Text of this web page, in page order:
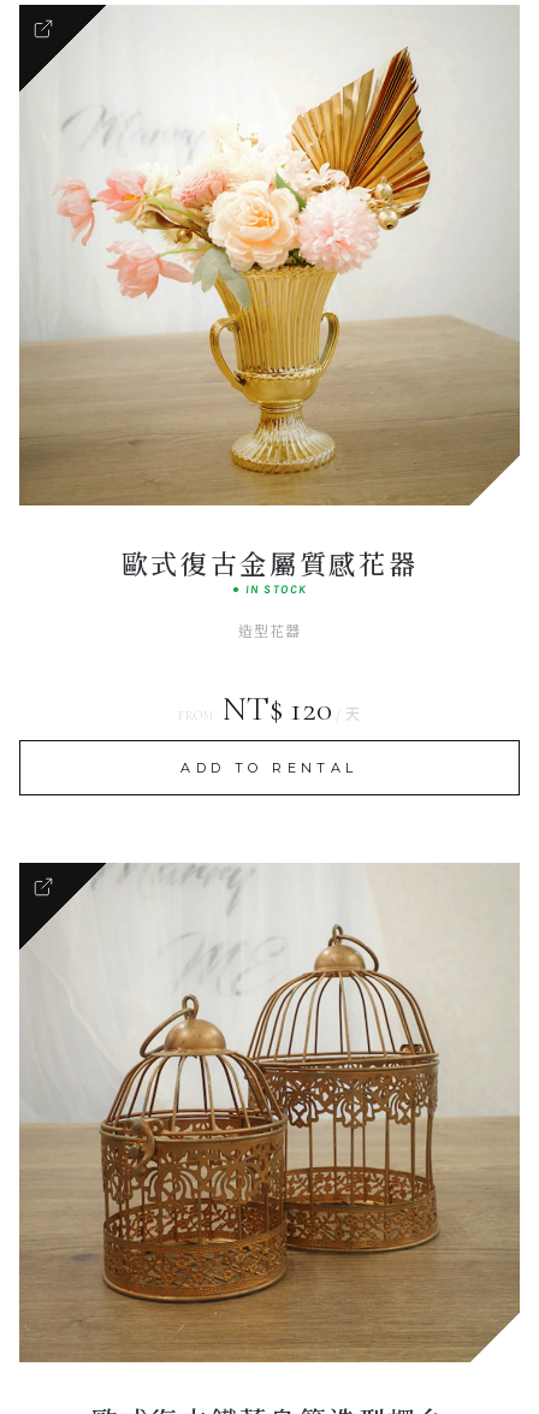
Premium
BOUTIQUE SELECTION
歐式復古金屬質感花器
● IN STOCK
造型花器
FROM NT$ 120 / 天
ADD TO RENTAL
Premium
BOUTIQUE SELECTION